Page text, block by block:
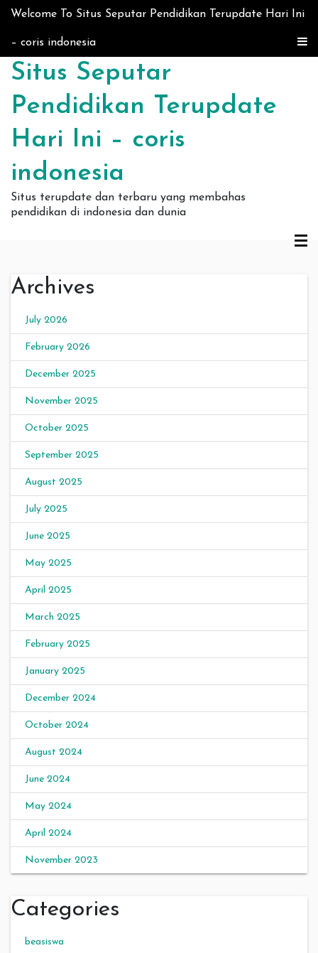
Skip to content
Welcome To Situs Seputar Pendidikan Terupdate Hari Ini
– coris indonesia
Situs Seputar
Pendidikan Terupdate
Hari Ini – coris
indonesia
Situs terupdate dan terbaru yang membahas
pendidikan di indonesia dan dunia
Archives
July 2026
February 2026
December 2025
November 2025
October 2025
September 2025
August 2025
July 2025
June 2025
May 2025
April 2025
March 2025
February 2025
January 2025
December 2024
October 2024
August 2024
June 2024
May 2024
April 2024
November 2023
Categories
beasiswa